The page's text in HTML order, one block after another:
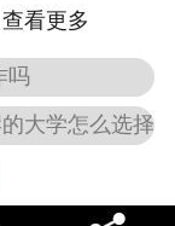
看更多
吗
大学怎么选择